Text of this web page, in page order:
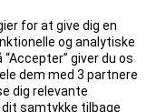
for at give dig en
og analytiske
giver du os
dem med 3 partnere
dig relevante
samtykke tilbage